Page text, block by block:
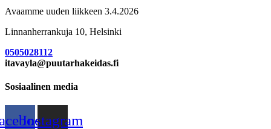
Avaamme uuden liikkeen 3.4.2026
Linnanherrankuja 10, Helsinki
0505028112
itavayla@puutarhakeidas.fi
Sosiaalinen media
Instagram